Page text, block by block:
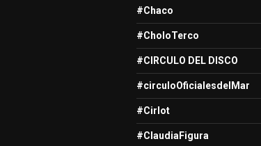
#Chaco
#CholoTerco
#CIRCULO DEL DISCO
#circuloOficialesdelMar
#Cirlot
#ClaudiaFigura